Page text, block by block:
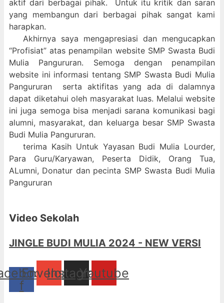
aktif dari berbagai pihak. Untuk itu kritik dan saran
yang membangun dari berbagai pihak sangat kami
harapkan.
Akhirnya saya mengapresiasi dan mengucapkan
“Profisiat” atas penampilan website SMP Swasta Budi
Mulia Pangururan. Semoga dengan penampilan
website ini informasi tentang SMP Swasta Budi Mulia
Pangururan serta aktifitas yang ada di dalamnya
dapat diketahui oleh masyarakat luas. Melalui website
ini juga semoga bisa menjadi sarana komunikasi bagi
alumni, masyarakat, dan keluarga besar SMP Swasta
Budi Mulia Pangururan.
terima Kasih Untuk Yayasan Budi Mulia Lourder,
Para Guru/Karyawan, Peserta Didik, Orang Tua,
ALumni, Donatur dan pecinta SMP Swasta Budi Mulia
Pangururan
Video Sekolah
JINGLE BUDI MULIA 2024 - NEW VERSI
f
Envelope
Instagram
Youtube